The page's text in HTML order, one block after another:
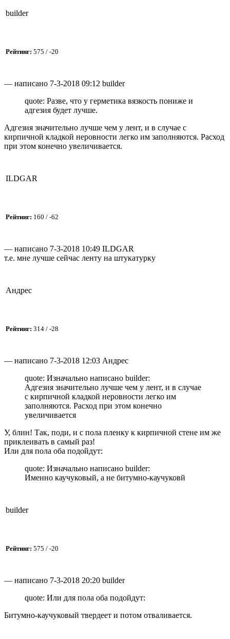
builder
Рейтинг: 575 / -20
— написано 7-3-2018 09:12 builder
quote: Разве, что у герметика вязкость пониже и
адгезия будет лучше.
Адгезия значительно лучше чем у лент, и в случае с
кирпичной кладкой неровности легко им заполняются. Расход
при этом конечно увеличивается.
ILDGAR
Рейтинг: 160 / -62
— написано 7-3-2018 10:49 ILDGAR
т.е. мне лучше сейчас ленту на штукатурку
Андрес
Рейтинг: 314 / -28
— написано 7-3-2018 12:03 Андрес
quote: Изначально написано builder:
Адгезия значительно лучше чем у лент, и в случае
с кирпичной кладкой неровности легко им
заполняются. Расход при этом конечно
увеличивается
У, блин! Так, поди, и с пола пленку к кирпичной стене им же
приклеивать в самый раз!
Или для пола оба подойдут:
quote: Изначально написано builder:
Именно каучуковый, а не битумно-каучуковй
builder
Рейтинг: 575 / -20
— написано 7-3-2018 20:20 builder
quote: Или для пола оба подойдут:
Битумно-каучуковый твердеет и потом отваливается.